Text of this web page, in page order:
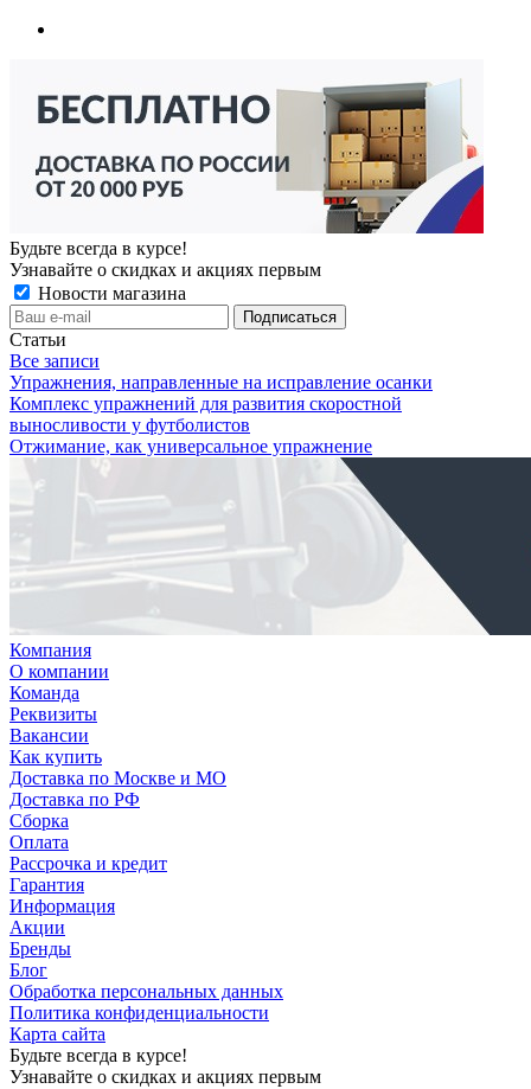
Будьте всегда в курсе!
Узнавайте о скидках и акциях первым
Новости магазина
Статьи
Все записи
Упражнения, направленные на исправление осанки
Комплекс упражнений для развития скоростной
выносливости у футболистов
Отжимание, как универсальное упражнение
Компания
О компании
Команда
Реквизиты
Вакансии
Как купить
Доставка по Москве и МО
Доставка по РФ
Сборка
Оплата
Рассрочка и кредит
Гарантия
Информация
Акции
Бренды
Блог
Обработка персональных данных
Политика конфиденциальности
Карта сайта
Будьте всегда в курсе!
Узнавайте о скидках и акциях первым